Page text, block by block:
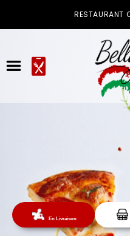
RESTAURANT
ACCUEIL
LA CARTE
En Livraison